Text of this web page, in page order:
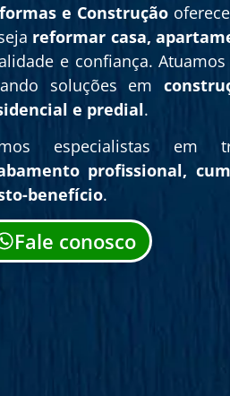
e Construção
reformar casa,
e confiança.
soluções em
e predial.
especialistas em
profissional,
benefício.
Fale conosco